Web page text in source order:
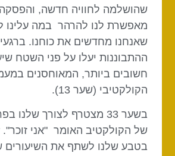
שהושלמה לחוויה חדשה, והפסקה
מאפשרת לנו להרהר במה עלינו
שאנחנו מחדשים את כוחנו.
ההתבוננות יעלו על פני השטח
חשובים ביותר, המאוחסנים
הקולקטיבי (שער 13).
בשער 33 מצטרף לצורך שלנו
של הקולקטיב האומר "אני זוכר".
בטבע שלנו לשתף את השיעורים